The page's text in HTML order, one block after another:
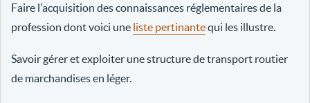
Faire l'acquisition des connaissances réglementaires de la
profession dont voici une liste pertinantequi les illustre.
Savoir gérer et exploiter une structure de transport routier
de marchandises en léger.